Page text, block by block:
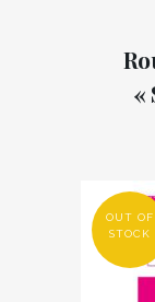
«
OUT OF
STOCK